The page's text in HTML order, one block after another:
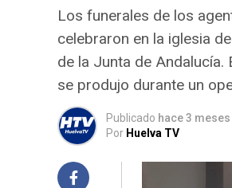
Los funerales de los
celebraron en la iglesia
de la Junta de
se produjo durante un
Publicado hace 3 meses
Por Huelva TV